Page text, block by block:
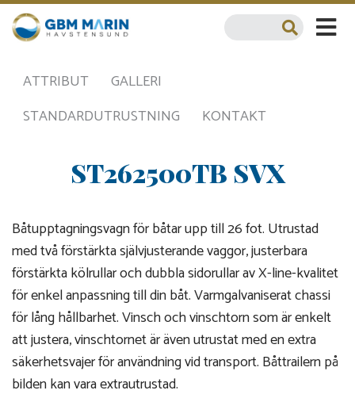
ATTRIBUT
GALLERI
STANDARDUTRUSTNING
KONTAKT
ST262500TB SVX
Båtupptagningsvagn för båtar upp till 26 fot. Utrustad
med två förstärkta självjusterande vaggor, justerbara
förstärkta kölrullar och dubbla sidorullar av X-line-kvalitet
för enkel anpassning till din båt. Varmgalvaniserat chassi
för lång hållbarhet. Vinsch och vinschtorn som är enkelt
att justera, vinschtornet är även utrustat med en extra
säkerhetsvajer för användning vid transport. Båttrailern på
bilden kan vara extrautrustad.